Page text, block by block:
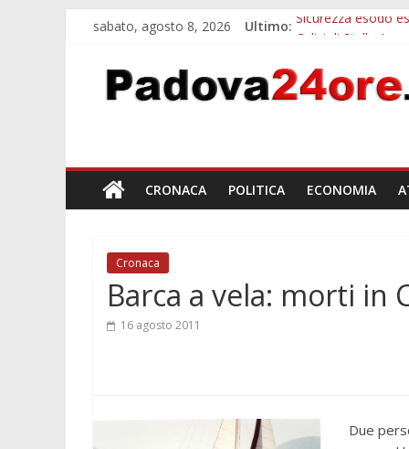
sabato, agosto 8, 2026 Ultimo: Sicurezza esodo
Notizie di
Notizie di Padova
Bando sicurezza
CRONACA POLITICA ECONOMIA
Cronaca
Barca a vela: morti in
16 agosto 2011
Due